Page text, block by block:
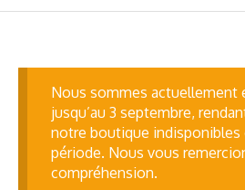
Nous sommes actuellement
jusqu’au 3 septembre,
notre boutique
période. Nous vous
compréhension.